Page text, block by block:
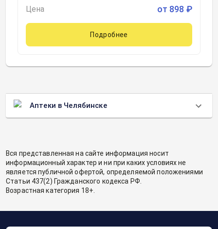
Цена от 898 ₽
Подробнее
Аптеки в Челябинске
Вся представленная на сайте информация носит
информационный характер и ни при каких условиях не
является публичной офертой, определяемой положениями
Статьи 437(2) Гражданского кодекса РФ.
Возрастная категория 18+.